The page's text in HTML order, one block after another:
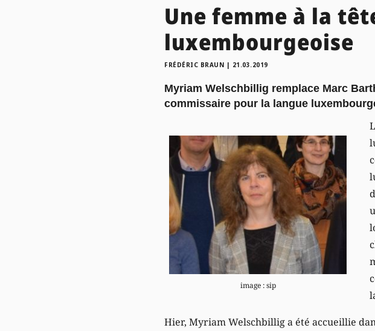
Une femme à la
luxembourgeoise
FRÉDÉRIC BRAUN | 21.03.2019
Myriam Welschbillig remplace Marc
commissaire pour la langue
image : sip
Hier, Myriam Welschbillig a été accueillie